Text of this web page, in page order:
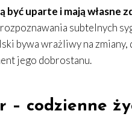
być uparte i mają własne
subtelnych
bywa wrażliwy na
jego dobrostanu.
– codzienne